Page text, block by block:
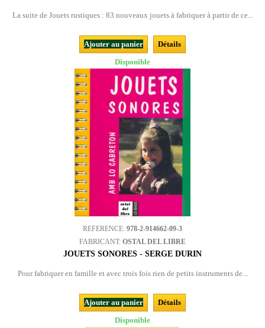
La suite de Jouets rustiques : 83 nouveaux jouets à fabriquer à partir de ce...
Ajouter au panier
Détails
Disponible
REFERENCE: 978-2-914662-09-3
FABRICANT: OSTAL DEL LIBRE
JOUETS SONORES - SERGE DURIN
Pour fabriquer en famille et avec trois fois rien de petits instruments de...
Ajouter au panier
Détails
Disponible